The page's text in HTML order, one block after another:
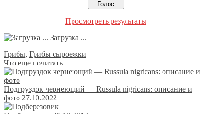
Просмотреть результаты
Загрузка ...
Грибы, Грибы сыроежки
Что еще почитать
Подгруздок чернеющий — Russula nigricans: описание и
фото 27.10.2022